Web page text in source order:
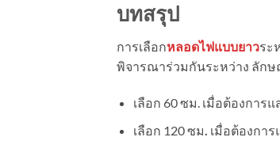
บทสรุป
การเลือกหลอดไฟแบบยาวระ
พิจารณาร่วมกันระหว่าง ลัก
เลือก 60 ซม. เมื่อต้องการ
เลือก 120 ซม เมื่อต้องกา